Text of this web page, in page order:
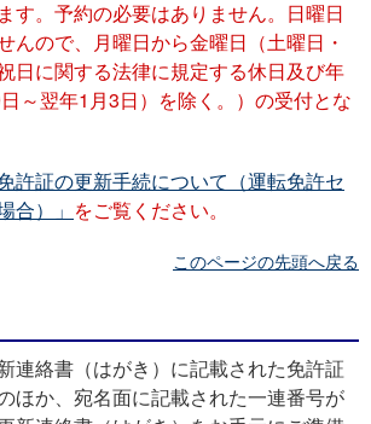
す。予約の必要はありません。日曜日
んので、月曜日から金曜日（土曜日・
日に関する法律に規定する休日及び年
～翌年1月3日）を除く。）の受付とな
許証の更新手続について（運転免許セ
合）」 をご覧ください。
このページの先頭へ戻る
連絡書（はがき）に記載された免許証
ほか、宛名面に記載された一連番号が